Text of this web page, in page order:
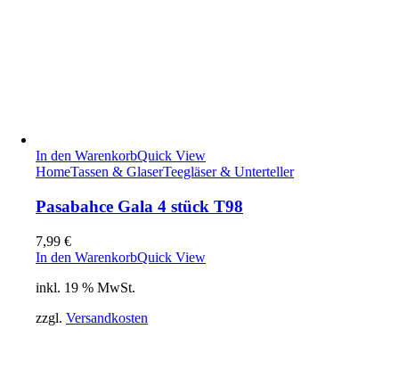
In den WarenkorbQuick View
HomeTassen & GlaserTeegläser & Unterteller
Pasabahce Gala 4 stück T98
7,99 €
In den WarenkorbQuick View
inkl. 19 % MwSt.
zzgl. Versandkosten